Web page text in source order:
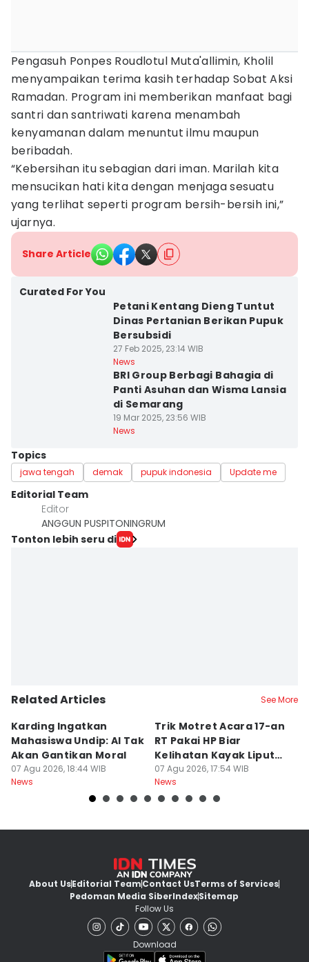
Pengasuh Ponpes Roudlotul Muta'allimin, Kholil
menyampaikan terima kasih terhadap Sobat Aksi
Ramadan. Program ini memberikan manfaat bagi
santri dan santriwati karena menambah
kenyamanan dalam menuntut ilmu maupun
beribadah.
“Kebersihan itu sebagian dari iman. Marilah kita
mensucikan hati kita dengan menjaga sesuatu
yang terlihat seperti program bersih-bersih ini,”
ujarnya.
Share Article
Curated For You
Petani Kentang Dieng Tuntut
Dinas Pertanian Berikan Pupuk
Bersubsidi
27 Feb 2025, 23:14 WIB
News
BRI Group Berbagi Bahagia di
Panti Asuhan dan Wisma Lansia
di Semarang
19 Mar 2025, 23:56 WIB
News
Topics
jawa tengah demak pupuk indonesia Update me
Editorial Team
Editor
ANGGUN PUSPITONINGRUM
Tonton lebih seru di
Related Articles See More
Karding Ingatkan
Mahasiswa Undip: AI Tak
Akan Gantikan Moral
07 Agu 2026, 18:44 WIB
News
Trik Motret Acara 17-an
RT Pakai HP Biar
Kelihatan Kayak Liputan
Festival Nasional
07 Agu 2026, 17:54 WIB
News
About UsEditorial TeamContact UsTerms of Services
Pedoman Media SiberIndexSitemap
Follow Us
Download